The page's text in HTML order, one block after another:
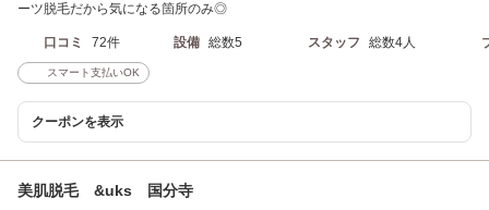
ーツ脱毛だから気になる箇所のみ◎
口コミ 72件 設備 総数5 スタッフ 総数4人
スマート支払いOK
クーポンを表示
美肌脱毛 &uks 国分寺